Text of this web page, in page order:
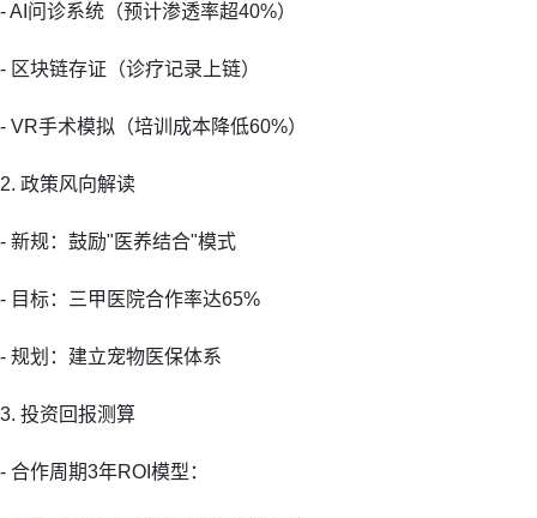
- AI问诊系统（预计渗透率超40%）
- 区块链存证（诊疗记录上链）
- VR手术模拟（培训成本降低60%）
2. 政策风向解读
- 新规：鼓励"医养结合"模式
- 目标：三甲医院合作率达65%
- 规划：建立宠物医保体系
3. 投资回报测算
- 合作周期3年ROI模型：